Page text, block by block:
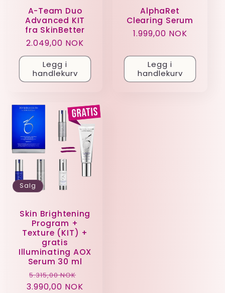
A-Team Duo
Advanced KIT
fra SkinBetter
Vanlig
pris
2.049,00 NOK
Legg i
handlekurv
AlphaRet
Clearing Serum
Vanlig
1.999,00 NOK
Legg i
handlekurv
Salg
Skin Brightening
Program +
Texture (KIT) +
gratis
Illuminating AOX
Serum 30 ml
Vanlig
pris
5.315,00 NOK
3.990,00 NOK